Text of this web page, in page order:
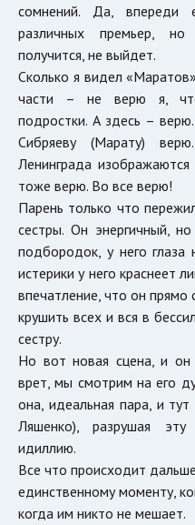
сомнений. Да,
различных премьер, но
получится, не выйдет.
Сколько я видел
части – не верю я,
подростки. А здесь –
Сибряеву (Марату)
Ленинграда
тоже верю. Во все верю!
Парень только что
сестры. Он энергичный,
подбородок, у него
истерики у него краснеет
впечатление, что он прямо
крушить всех и вся в
сестру.
Но вот новая сцена, и
врет, мы смотрим на его
она, идеальная пара, и
Ляшенко), разрушая эту
идиллию.
Все что происходит
единственному моменту,
когда им никто не мешает.